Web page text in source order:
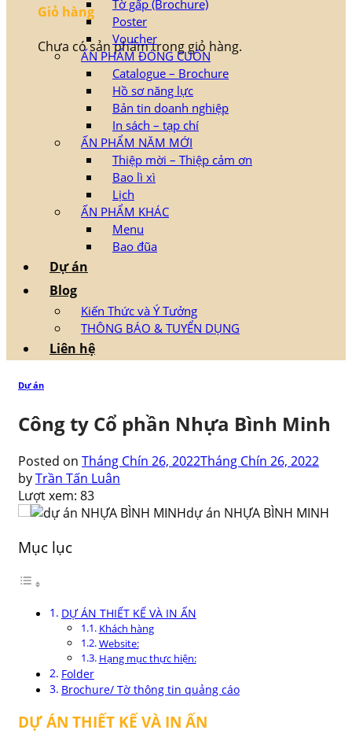
Giỏ hàng
Chưa có sản phẩm trong giỏ hàng.
Tờ gấp (Brochure)
Poster
Voucher
ẤN PHẨM ĐÓNG CUỐN
Catalogue – Brochure
Hồ sơ năng lực
Bản tin doanh nghiệp
In sách – tạp chí
ẤN PHẨM NĂM MỚI
Thiệp mời – Thiệp cảm ơn
Bao lì xì
Lịch
ẤN PHẨM KHÁC
Menu
Bao đũa
Dự án
Blog
Kiến Thức và Ý Tưởng
THÔNG BÁO & TUYỂN DỤNG
Liên hệ
Dự án
Công ty Cổ phần Nhựa Bình Minh
Posted on Tháng Chín 26, 2022Tháng Chín 26, 2022
byTrần Tấn Luân
Lượt xem: 83
dự án NHỰA BÌNH MINH
Mục lục
DỰ ÁN THIẾT KẾ VÀ IN ẤN
Khách hàng
Website:
Hạng mục thực hiện:
Folder
Brochure/ Tờ thông tin quảng cáo
DỰ ÁN THIẾT KẾ VÀ IN ẤN